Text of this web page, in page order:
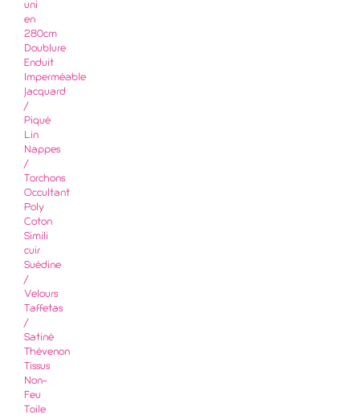
uni
en
280cm
Doublure
Enduit
Imperméable
Jacquard
/
Piqué
Lin
Nappes
/
Torchons
Occultant
Poly
Coton
Simili
cuir
Suédine
/
Velours
Taffetas
/
Satiné
Thévenon
Tissus
Non-
Feu
Toile